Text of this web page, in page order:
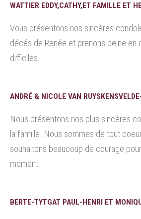
WATTIER EDDY,CATHY,ET FAMILLE ET
Vous présentons nos sincères
décés de Renée et prenons peine en
difficiles.
ANDRÉ & NICOLE VAN
Nous présentons nos plus sincères
la famille. Nous sommes de tout
souhaitons beaucoup de courage
moment.
BERTE-TYTGAT PAUL-HENRI ET